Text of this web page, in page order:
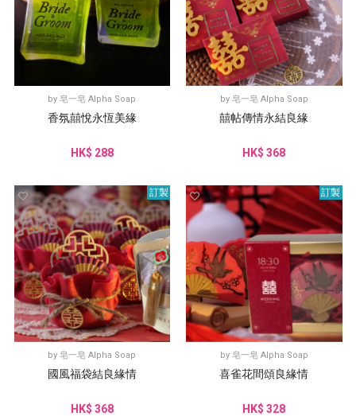
by皂一皂 Alpha Soap
香氛囍悅永恆美緣
HK$ 288
by 皂一皂 Alpha Soap
囍帖傳情永結良緣
HK$ 368
訂製
by皂一皂 Alpha Soap
國風福袋結良緣情
HK$ 368
訂製
by 皂一皂 Alpha Soap
喜雀花間頌良緣情
HK$ 328